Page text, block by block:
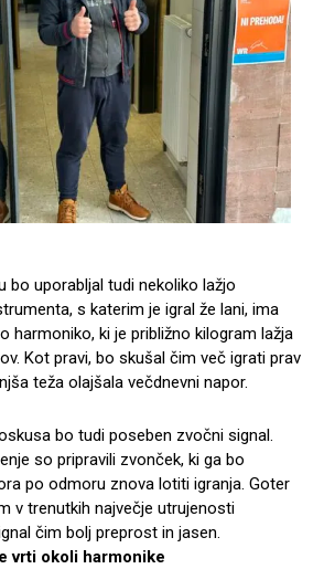
bo uporabljal tudi nekoliko lažjo
s katerim je igral že lani, ima
harmoniko, ki je približno kilogram lažja
Kot pravi, bo skušal čim več igrati prav
teža olajšala večdnevni napor.
bo tudi poseben zvočni signal.
so pripravili zvonček, ki ga bo
po odmoru znova lotiti igranja. Goter
v trenutkih največje utrujenosti
čim bolj preprost in jasen.
vrti okoli harmonike